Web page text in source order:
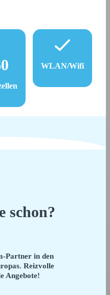
WLAN/Wifi
schon?
Partner in den
Reizvolle
Angebote!